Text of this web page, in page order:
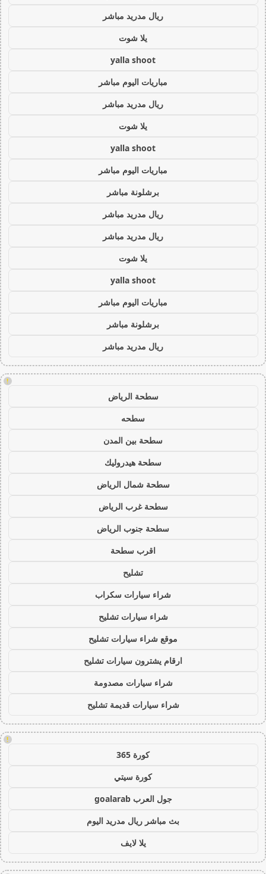
ريال مدريد مباشر
يلا شوت
yalla shoot
مباريات اليوم مباشر
ريال مدريد مباشر
يلا شوت
yalla shoot
مباريات اليوم مباشر
برشلونة مباشر
ريال مدريد مباشر
ريال مدريد مباشر
يلا شوت
yalla shoot
مباريات اليوم مباشر
برشلونة مباشر
ريال مدريد مباشر
!
سطحة الرياض
سطحه
سطحة بين المدن
سطحة هيدروليك
سطحة شمال الرياض
سطحة غرب الرياض
سطحة جنوب الرياض
اقرب سطحة
تشليح
شراء سيارات سكراب
شراء سيارات تشليح
موقع شراء سيارات تشليح
ارقام يشترون سيارات تشليح
شراء سيارات مصدومة
شراء سيارات قديمة تشليح
!
كورة 365
كورة سيتي
جول العرب goalarab
بث مباشر ريال مدريد اليوم
يلا لايف